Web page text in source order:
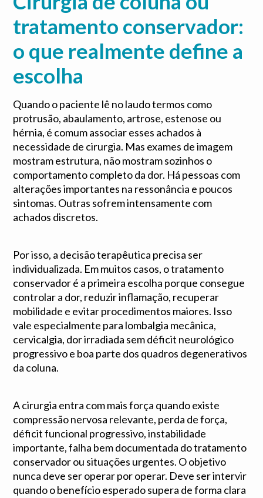
tratamento conservador:
o que realmente define a
escolha
Quando o paciente lê no laudo termos como
protrusão, abaulamento, artrose, estenose ou
hérnia, é comum associar esses achados à
necessidade de cirurgia. Mas exames de imagem
mostram estrutura, não mostram sozinhos o
comportamento completo da dor. Há pessoas com
alterações importantes na ressonância e poucos
sintomas. Outras sofrem intensamente com
achados discretos.
Por isso, a decisão terapêutica precisa ser
individualizada. Em muitos casos, o tratamento
conservador é a primeira escolha porque consegue
controlar a dor, reduzir inflamação, recuperar
mobilidade e evitar procedimentos maiores. Isso
vale especialmente para lombalgia mecânica,
cervicalgia, dor irradiada sem déficit neurológico
progressivo e boa parte dos quadros degenerativos
da coluna.
A cirurgia entra com mais força quando existe
compressão nervosa relevante, perda de força,
déficit funcional progressivo, instabilidade
importante, falha bem documentada do tratamento
conservador ou situações urgentes. O objetivo
nunca deve ser operar por operar. Deve ser intervir
quando o benefício esperado supera de forma clara